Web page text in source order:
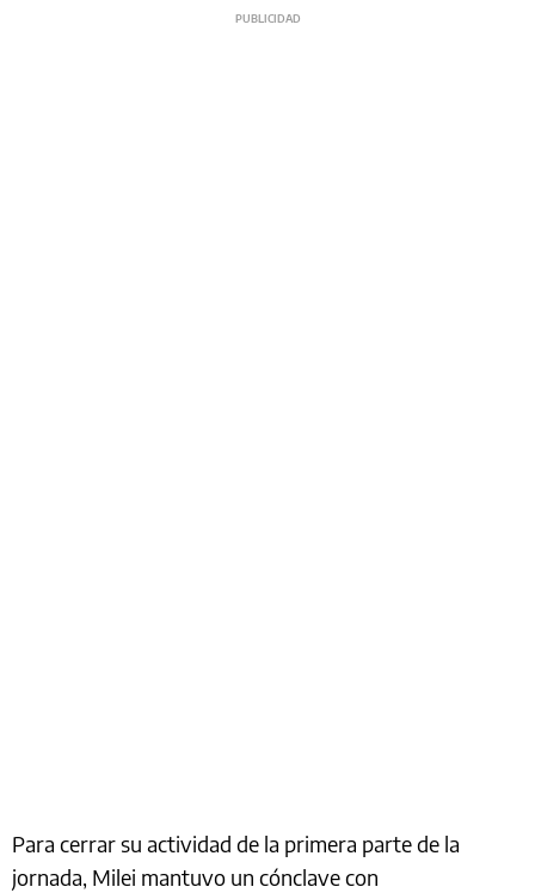
Para cerrar su actividad de la primera parte de la
jornada, Milei mantuvo un cónclave con